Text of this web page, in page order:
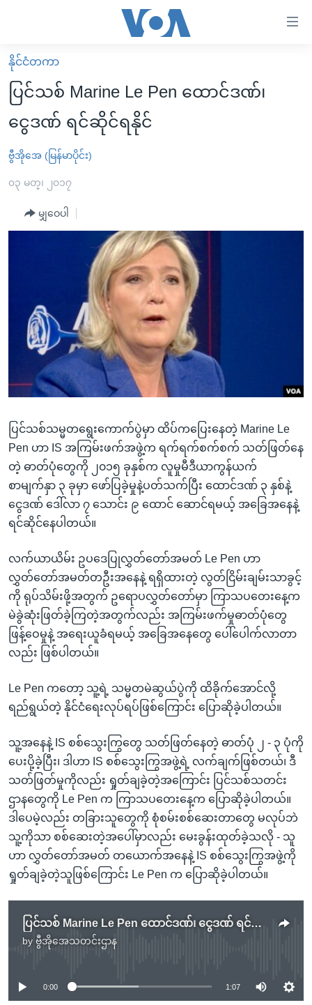
လွယ်ကူ
စေ
Link
များ
ပင်မ
စာမျက်နှာ
ရန်
ရှာဖွေ
ရန်
နေရာ
သို့
ကျော်
မူလစာမျက်နှာ
မြန်မာ
ကမ္ဘာ့သတင်းများ
နိုင်ငံတကာ
အစ္စရေး-ပါလက်စတိုင်း
ဗွီဒီယို
အင်္ဂလိပ်စာလေ့လာမယ်
အမေရိကန်သုံးအီဒီယံ
မကြေးမုံရဲ့ အင်္ဂလိပ်စာ
ရုပ်ရှင်ထဲက အင်္ဂလိပ်စာ
သုတပဒေသာ အင်္ဂလိပ်စာ
အပတ်စဉ်ကဏ္ဍများ
ရေဒီယိုနှင့်ရုပ်သံ အချက်အလက်များ
ရေဒီယို/တီဗွီအစီအစဉ်
Learning English
ဗွီအိုအေ လူမှုကွန်ယက်များ
ဘာသာစကားများ
နိုင်ငံတကာ
ပြင်သစ် Marine Le Pen ထောင်ဒဏ်၊
ငွေဒဏ် ရင်ဆိုင်ရနိုင်
ဗွီအိုအေ (မြန်မာပိုင်း)
၀၃ မတ္၊ ၂၀၁၇
မျှဝေပါ
ပြင်သစ်သမ္မတရွေးကောက်ပွဲမှာ ထိပ်ကပြေးနေတဲ့ Marine Le
Pen ဟာ IS အကြမ်းဖက်အဖွဲ့က ရက်ရက်စက်စက် သတ်ဖြတ်နေ
တဲ့ ဓာတ်ပုံတွေကို ၂၀၁၅ ခုနှစ်က လူမှုမီဒီယာကွန်ယက်
စာမျက်နှာ ၃ ခုမှာ ဖော်ပြခဲ့မှုနဲ့ပတ်သက်ပြီး ထောင်ဒဏ် ၃ နှစ်နဲ့
ငွေဒဏ် ဒေါ်လာ ၇ သောင်း ၉ ထောင် ဆောင်ရမယ့် အခြေအနေနဲ့
ရင်ဆိုင်နေပါတယ်။
လက်ယာယိမ်း ဥပဒေပြုလွှတ်တော်အမတ် Le Pen ဟာ
လွှတ်တော်အမတ်တဦးအနေနဲ့ ရရှိထားတဲ့ လွတ်ငြိမ်းချမ်းသာခွင့်
ကို ရုပ်သိမ်းဖို့အတွက် ဥရောပလွှတ်တော်မှာ ကြာသပတေးနေ့က
မဲခွဲဆုံးဖြတ်ခဲ့ကြတဲ့အတွက်လည်း အကြမ်းဖက်မှုဓာတ်ပုံတွေ
ဖြန့်ဝေမှုနဲ့ အရေးယူခံရမယ့် အခြေအနေတွေ ပေါ်ပေါက်လာတာ
လည်း ဖြစ်ပါတယ်။
Le Pen ကတော့ သူ့ရဲ့ သမ္မတမဲဆွယ်ပွဲကို ထိခိုက်အောင်လို့
ရည်ရွယ်တဲ့ နိုင်ငံရေးလုပ်ရပ်ဖြစ်ကြောင်း ပြောဆိုခဲ့ပါတယ်။
သူ့အနေနဲ့ IS စစ်သွေးကြွတွေ သတ်ဖြတ်နေတဲ့ ဓာတ်ပုံ ၂ - ၃ ပုံကို
ပေးပို့ခဲ့ပြီး၊ ဒါဟာ IS စစ်သွေးကြွအဖွဲ့ရဲ့ လက်ချက်ဖြစ်တယ်၊ ဒီ
သတ်ဖြတ်မှုကိုလည်း ရှုတ်ချခဲ့တဲ့အကြောင်း ပြင်သစ်သတင်း
ဌာနတွေကို Le Pen က ကြာသပတေးနေ့က ပြောဆိုခဲ့ပါတယ်။
ဒါပေမဲ့လည်း တခြားသူတွေကို စုံစမ်းစစ်ဆေးတာတွေ မလုပ်ဘဲ
သူ့ကိုသာ စစ်ဆေးတဲ့အပေါ်မှာလည်း မေးခွန်းထုတ်ခဲ့သလို - သူ
ဟာ လွှတ်တော်အမတ် တယောက်အနေနဲ့ IS စစ်သွေးကြွအဖွဲ့ကို
ရှုတ်ချခဲ့တဲ့သူဖြစ်ကြောင်း Le Pen က ပြောဆိုခဲ့ပါတယ်။
ပြင်သစ် Marine Le Pen ထောင်ဒဏ်၊ ငွေဒဏ် ရင်ဆိုင်ရနိုင်
by ဗွီအိုအေသတင်းဌာန
No media source currently available
0:00 1:07